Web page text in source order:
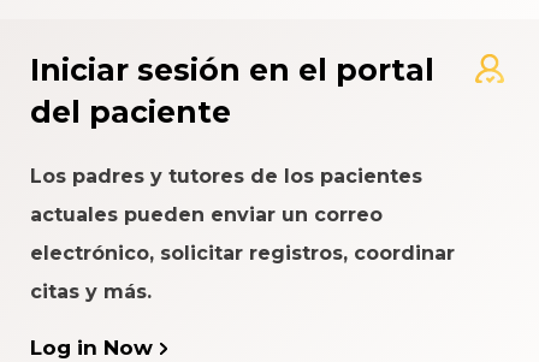
Iniciar sesión en el portal
del paciente
Los padres y tutores de los pacientes
actuales pueden enviar un correo
electrónico, solicitar registros, coordinar
citas y más.
Log in Now